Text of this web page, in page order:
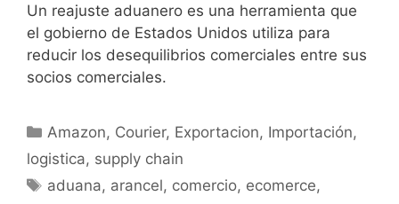
Un reajuste aduanero es una herramienta que
el gobierno de Estados Unidos utiliza para
reducir los desequilibrios comerciales entre sus
socios comerciales.
Amazon, Courier, Exportacion, Importación,
logistica, supply chain
aduana, arancel, comercio, ecomerce,